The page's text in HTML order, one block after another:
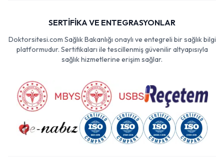
SERTİFİKA VE ENTEGRASYONLAR
Doktorsitesi.com Sağlık Bakanlığı onaylı ve entegreli bir sağlık bilgi
platformudur. Sertifikaları ile tescillenmiş güvenilir altyapısıyla
sağlık hizmetlerine erişim sağlar.